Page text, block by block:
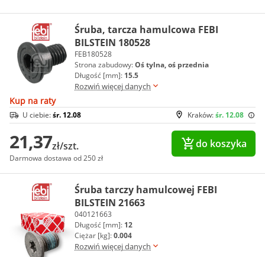
Śruba, tarcza hamulcowa FEBI
BILSTEIN 180528
FEB180528
Strona zabudowy:Oś tylna, oś przednia
Długość [mm]: 15.5
Rozwiń więcej danych
Kup na raty
Kraków:śr. 12.08
U ciebie:śr. 12.08
21,37zł/szt.
Darmowa dostawa od 250 zł
do koszyka
Śruba tarczy hamulcowej FEBI
BILSTEIN 21663
040121663
Długość [mm]: 12
Ciężar [kg]:0.004
Rozwiń więcej danych